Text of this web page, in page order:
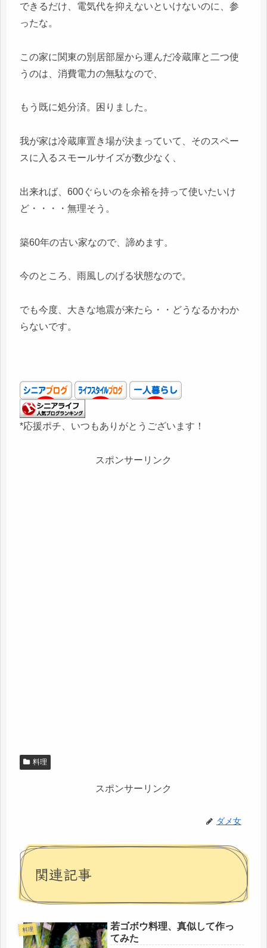
できるだけ、電気代を抑えないといけないのに、参
ったな。
この家に関東の別居部屋から運んだ冷蔵庫と二つ使
うのは、消費電力の無駄なので、
もう既に処分済。困りました。
我が家は冷蔵庫置き場が決まっていて、そのスペー
スに入るスモールサイズが数少なく、
出来れば、600ぐらいのを余裕を持って使いたいけ
ど・・・・無理そう。
築60年の古い家なので、諦めます。
今のところ、雨風しのげる状態なので。
でも今度、大きな地震が来たら・・どうなるかわか
らないです。
*応援ポチ、いつもありがとうございます！
スポンサーリンク
料理
スポンサーリンク
ダメ女
関連記事
料理
若ゴボウ料理、真似して作っ
てみた